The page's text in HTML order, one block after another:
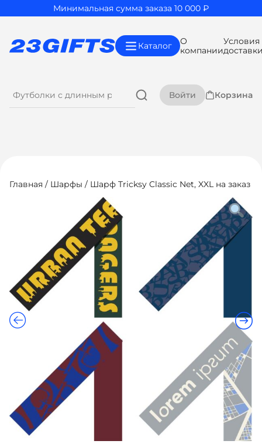
Минимальная сумма заказа 10 000 ₽
Каталог
О
компании
Условия
Войти Корзина
Главная / Шарфы / Шарф Tricksy Classic Net, XXL на заказ